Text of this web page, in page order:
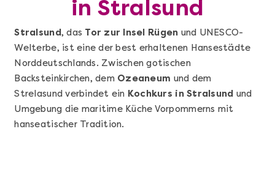
in Stralsund
Stralsund, das Tor zur Insel Rügen und UNESCO-
Welterbe, ist eine der best erhaltenen Hansestädte
Norddeutschlands. Zwischen gotischen
Backsteinkirchen, dem Ozeaneum und dem
Strelasund verbindet ein Kochkurs in Stralsund und
Umgebung die maritime Küche Vorpommerns mit
hanseatischer Tradition.